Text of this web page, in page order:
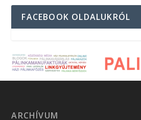
FACEBOOK OLDALUKRÓL
ARCHÍVUM